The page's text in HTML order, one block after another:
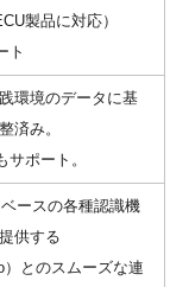
製品に対応）
ト
環境のデータに基
済み。
ポート。
ースの各種認識機
供する
とのスムーズな連